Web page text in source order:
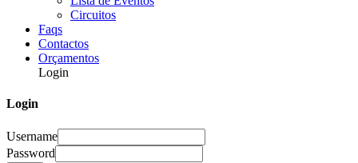
Circuitos
Faqs
Contactos
Orçamentos
Login
Login
Username
Password